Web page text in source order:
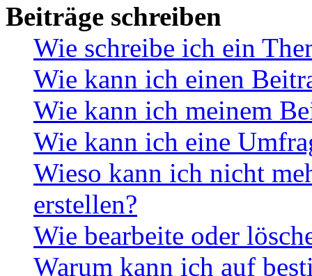
Beiträge schreiben
Wie schreibe ich ein
Wie kann ich einen
Wie kann ich meinem
Wie kann ich eine
Wieso kann ich nicht
erstellen?
Wie bearbeite oder
Warum kann ich auf